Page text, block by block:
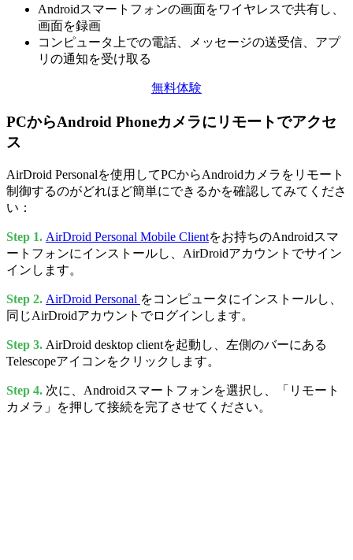
Androidスマートフォンの画面をワイヤレスで共有し、
画面を録画
コンピュータ上での電話、メッセージの送受信、アプ
リの通知を受け取る
無料体験
PCからAndroid Phoneカメラにリモートでアクセ
ス
AirDroid Personalを使用してPCからAndroidカメラをリモート
制御するのがどれほど簡単にできるかを確認してみてくださ
い：
Step 1. AirDroid Personal Mobile Clientをお持ちのAndroidスマ
ートフォンにインストールし、AirDroidアカウントでサイン
インします。
Step 2. AirDroid Personal をコンピュータにインストールし、
同じAirDroidアカウントでログインします。
Step 3. AirDroid desktop clientを起動し、左側のバーにある
Telescopeアイコンをクリックします。
Step 4. 次に、Androidスマートフォンを選択し、「リモート
カメラ」を押して接続を完了させてください。